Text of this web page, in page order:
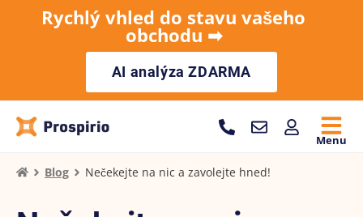
Rychlý vhled do stavu vašeho
obchodu ➡︎
AI analýza ZDARMA
Menu
Blog Nečekejte na nic a zavolejte hned!